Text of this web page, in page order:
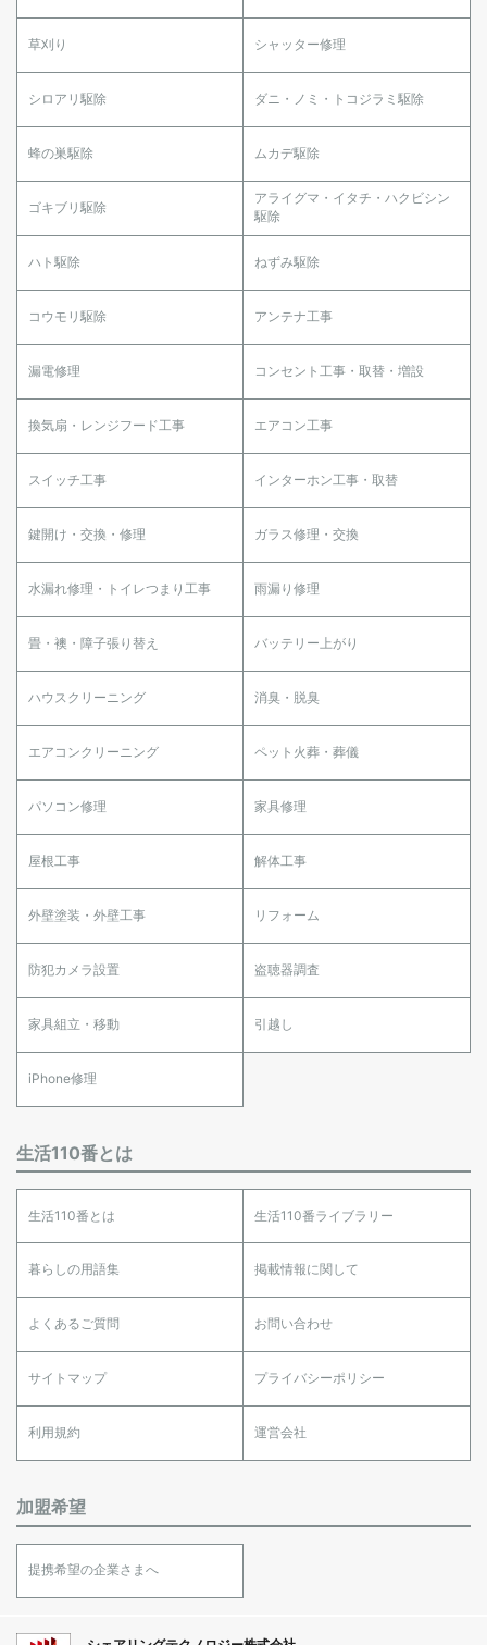
草刈り シャッター修理
シロアリ駆除 ダニ・ノミ・トコジラミ駆除
蜂の巣駆除 ムカデ駆除
ゴキブリ駆除
アライグマ・イタチ・ハクビシン
駆除
ハト駆除 ねずみ駆除
コウモリ駆除 アンテナ工事
漏電修理 コンセント工事・取替・増設
換気扇・レンジフード工事 エアコン工事
スイッチ工事 インターホン工事・取替
鍵開け・交換・修理 ガラス修理・交換
水漏れ修理・トイレつまり工事 雨漏り修理
畳・襖・障子張り替え バッテリー上がり
ハウスクリーニング 消臭・脱臭
エアコンクリーニング ペット火葬・葬儀
パソコン修理 家具修理
屋根工事 解体工事
外壁塗装・外壁工事 リフォーム
防犯カメラ設置 盗聴器調査
家具組立・移動 引越し
iPhone修理
生活110番とは
生活110番とは 生活110番ライブラリー
暮らしの用語集 掲載情報に関して
よくあるご質問 お問い合わせ
サイトマップ プライバシーポリシー
利用規約 運営会社
加盟希望
提携希望の企業さまへ